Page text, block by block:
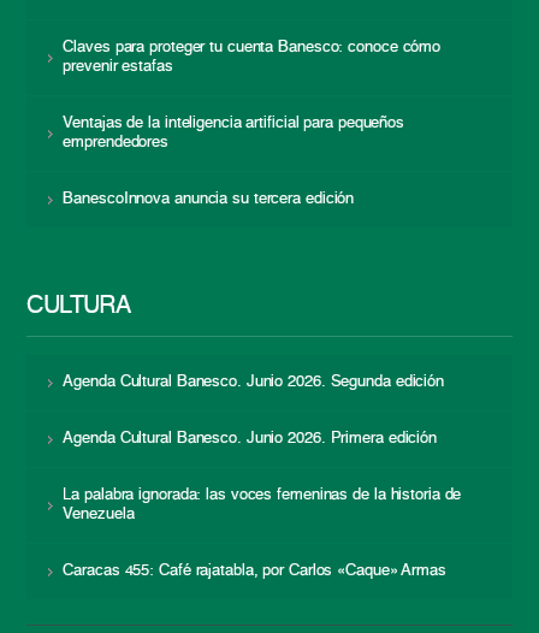
Claves para proteger tu cuenta Banesco: conoce cómo
prevenir estafas
Ventajas de la inteligencia artificial para pequeños
emprendedores
BanescoInnova anuncia su tercera edición
CULTURA
Agenda Cultural Banesco. Junio 2026. Segunda edición
Agenda Cultural Banesco. Junio 2026. Primera edición
La palabra ignorada: las voces femeninas de la historia de
Venezuela
Caracas 455: Café rajatabla, por Carlos «Caque» Armas